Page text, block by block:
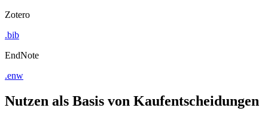
Zotero
.bib
EndNote
.enw
Nutzen als Basis von Kaufentscheidungen